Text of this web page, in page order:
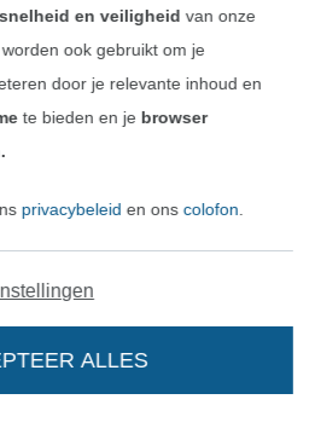
inspiratie
Nederlands
Wissel naar deFrançais
Wissel naar de
en veiligheid van onze
ook gebruikt om je
door je relevante inhoud en
te bieden en je browser
privacybeleid en ons colofon
Instellingen
ALLES